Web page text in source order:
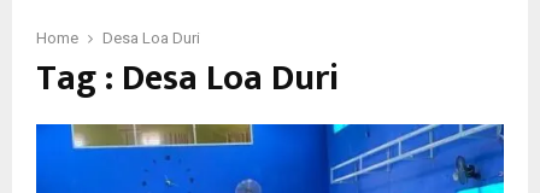
Home Desa Loa Duri
Tag : Desa Loa Duri